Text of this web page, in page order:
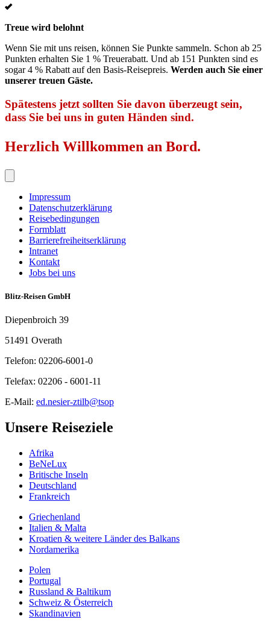
Treue wird belohnt
Wenn Sie mit uns reisen, können Sie Punkte sammeln. Schon ab 25
Punkten erhalten Sie 1 % Treuerabatt. Und ab 151 Punkten sind es
sogar 4 % Rabatt auf den Basis-Reisepreis. Werden auch Sie einer
unserer treuen Gäste.
Spätestens jetzt sollten Sie davon überzeugt sein,
dass Sie bei uns in guten Händen sind.
Herzlich Willkommen an Bord.
Impressum
Datenschutzerklärung
Reisebedingungen
Formblatt
Barrierefreiheitserklärung
Intranet
Kontakt
Jobs bei uns
Blitz-Reisen GmbH
Diepenbroich 39
51491 Overath
Telefon: 02206-6001-0
Telefax: 02206 - 6001-11
E-Mail: ed.nesier-ztilb@tsop
Unsere Reiseziele
Afrika
BeNeLux
Britische Inseln
Deutschland
Frankreich
Griechenland
Italien & Malta
Kroatien & weitere Länder des Balkans
Nordamerika
Polen
Portugal
Russland & Baltikum
Schweiz & Österreich
Skandinavien